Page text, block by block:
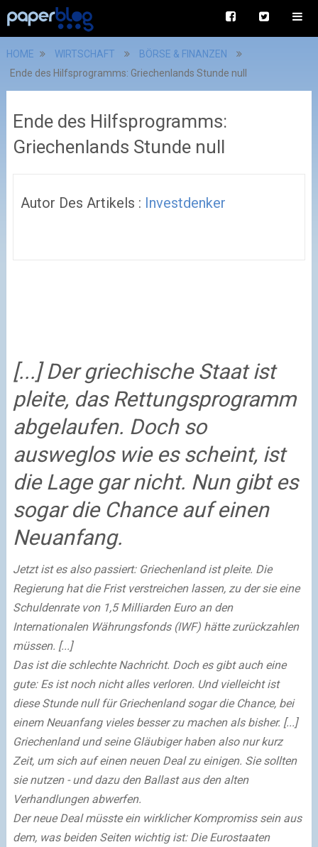
HOME WIRTSCHAFT
BÖRSE & FINANZEN
Ende des Hilfsprogramms: Griechenlands Stunde null
Ende des Hilfsprogramms:
Griechenlands Stunde null
Autor Des Artikels : Investdenker
[...] Der griechische Staat ist
pleite, das Rettungsprogramm
abgelaufen. Doch so
ausweglos wie es scheint, ist
die Lage gar nicht. Nun gibt es
sogar die Chance auf einen
Neuanfang.
Jetzt ist es also passiert: Griechenland ist pleite. Die
Regierung hat die Frist verstreichen lassen, zu der sie eine
Schuldenrate von 1,5 Milliarden Euro an den
Internationalen Währungsfonds (IWF) hätte zurückzahlen
müssen. [...]
Das ist die schlechte Nachricht. Doch es gibt auch eine
gute: Es ist noch nicht alles verloren. Und vielleicht ist
diese Stunde null für Griechenland sogar die Chance, bei
einem Neuanfang vieles besser zu machen als bisher. [...]
Griechenland und seine Gläubiger haben also nur kurz
Zeit, um sich auf einen neuen Deal zu einigen. Sie sollten
sie nutzen - und dazu den Ballast aus den alten
Verhandlungen abwerfen.
Der neue Deal müsste ein wirklicher Kompromiss sein aus
dem, was beiden Seiten wichtig ist: Die Eurostaaten